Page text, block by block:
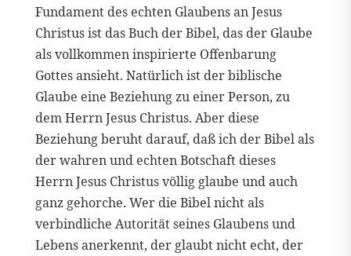
Fundament des echten Glaubens an Jesus
Christus ist das Buch der Bibel, das der Glaube
als vollkommen inspirierte Offenbarung
Gottes ansieht. Natürlich ist der biblische
Glaube eine Beziehung zu einer Person, zu
dem Herrn Jesus Christus. Aber diese
Beziehung beruht darauf, daß ich der Bibel als
der wahren und echten Botschaft dieses
Herrn Jesus Christus völlig glaube und auch
ganz gehorche. Wer die Bibel nicht als
verbindliche Autorität seines Glaubens und
Lebens anerkennt, der glaubt nicht echt, der